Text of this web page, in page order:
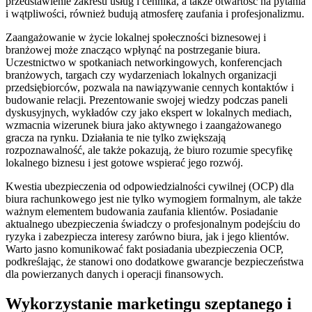
i wątpliwości, również budują atmosferę zaufania i profesjonalizmu.
Zaangażowanie w życie lokalnej społeczności biznesowej i
branżowej może znacząco wpłynąć na postrzeganie biura.
Uczestnictwo w spotkaniach networkingowych, konferencjach
branżowych, targach czy wydarzeniach lokalnych organizacji
przedsiębiorców, pozwala na nawiązywanie cennych kontaktów i
budowanie relacji. Prezentowanie swojej wiedzy podczas paneli
dyskusyjnych, wykładów czy jako ekspert w lokalnych mediach,
wzmacnia wizerunek biura jako aktywnego i zaangażowanego
gracza na rynku. Działania te nie tylko zwiększają
rozpoznawalność, ale także pokazują, że biuro rozumie specyfikę
lokalnego biznesu i jest gotowe wspierać jego rozwój.
Kwestia ubezpieczenia od odpowiedzialności cywilnej (OCP) dla
biura rachunkowego jest nie tylko wymogiem formalnym, ale także
ważnym elementem budowania zaufania klientów. Posiadanie
aktualnego ubezpieczenia świadczy o profesjonalnym podejściu do
ryzyka i zabezpiecza interesy zarówno biura, jak i jego klientów.
Warto jasno komunikować fakt posiadania ubezpieczenia OCP,
podkreślając, że stanowi ono dodatkowe gwarancje bezpieczeństwa
dla powierzanych danych i operacji finansowych.
Wykorzystanie marketingu szeptanego i